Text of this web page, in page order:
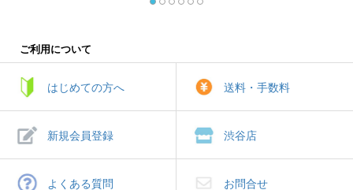
ご利用について
はじめての方へ 送料・手数料
新規会員登録 渋谷店
よくある質問 お問合せ